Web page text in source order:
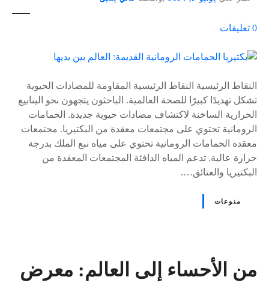
0 تعليقات
ى
s
النقاط الرئيسية النقاط الرئيسية المقاومة للمضادات الحيوية
تشكل تهديدًا كبيرًا للصحة العالمية. الباحثون يتجهون نحو الينابيع
الحرارية الساخنة لاكتشاف مضادات حيوية جديدة. الحمامات
الرومانية تحتوي على مجتمعات معقدة من البكتيريا. مجتمعات
معقدة الحمامات الرومانية تحتوي على مياه نبع الملك بدرجة
حرارة عالية. تدعم المياه الدافئة المجتمعات المعقدة من
البكتيريا والعتائق….
منوعات
من الأحساء إلى العالم: معرض